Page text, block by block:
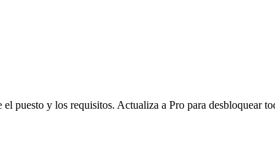
puesto y los requisitos. Actualiza a Pro para desbloquear